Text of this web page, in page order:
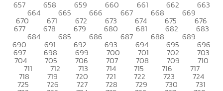
657 658 659 660 661 662 663
664 665 666 667 668 669
670 671 672 673 674 675 676
677 678 679 680 681 682 683
684 685 686 687 688 689
690 691 692 693 694 695 696
697 698 699 700 701 702 703
704 705 706 707 708 709 710
711 712 713 714 715 716 717
718 719 720 721 722 723 724
725 726 727 728 729 730 731